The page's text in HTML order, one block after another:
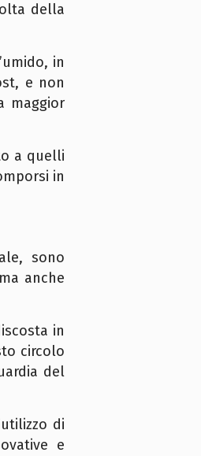
della
in
e non
maggior
a quelli
in
sono
anche
in
circolo
del
di
e